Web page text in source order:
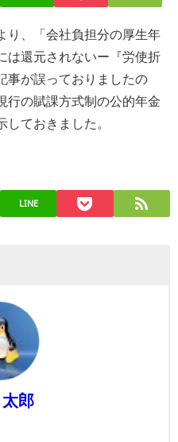
り、「会社負担分の厚生年
は還元されないー『労使折
事が誤っておりましたの
行の賦課方式制の公的年金
ておきました。
LINE
郎